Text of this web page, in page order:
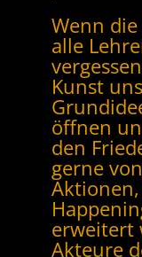
Wenn
alle
Kunst
öffnen
den
gerne
erweitert
Akteure